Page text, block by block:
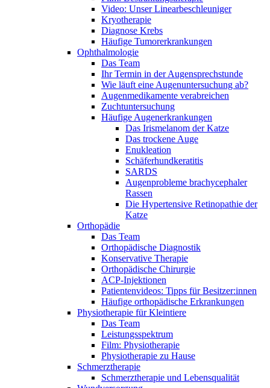
Video: Unser Linearbeschleuniger
Kryotherapie
Diagnose Krebs
Häufige Tumorerkrankungen
Ophthalmologie
Das Team
Ihr Termin in der Augensprechstunde
Wie läuft eine Augenuntersuchung ab?
Augenmedikamente verabreichen
Zuchtuntersuchung
Häufige Augenerkrankungen
Das Irismelanom der Katze
Das trockene Auge
Enukleation
Schäferhundkeratitis
SARDS
Augenprobleme brachycephaler
Rassen
Die Hypertensive Retinopathie der
Katze
Orthopädie
Das Team
Orthopädische Diagnostik
Konservative Therapie
Orthopädische Chirurgie
ACP-Injektionen
Patientenvideos: Tipps für Besitzer:innen
Häufige orthopädische Erkrankungen
Physiotherapie für Kleintiere
Das Team
Leistungsspektrum
Film: Physiotherapie
Physiotherapie zu Hause
Schmerztherapie
Schmerztherapie und Lebensqualität